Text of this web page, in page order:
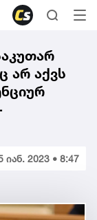
არ აქვს
იან. 2023 • 8:47